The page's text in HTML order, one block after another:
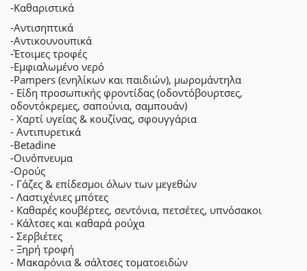
-Καθαριστικά
-Αντισηπτικά
-Αντικουνουπικά
-Έτοιμες τροφές
-Εμφιαλωμένο νερό
-Pampers (ενηλίκων και παιδιών), μωρομάντηλα
- Είδη προσωπικής φροντίδας (οδοντόβουρτσες,
οδοντόκρεμες, σαπούνια, σαμπουάν)
- Χαρτί υγείας & κουζίνας, σφουγγάρια
- Αντιπυρετικά
-Betadine
-Οινόπνευμα
-Ορούς
- Γάζες & επίδεσμοι όλων των μεγεθών
- Λαστιχένιες μπότες
- Καθαρές κουβέρτες, σεντόνια, πετσέτες, υπνόσακοι
- Κάλτσες και καθαρά ρούχα
- Σερβιέτες
- Ξηρή τροφή
- Μακαρόνια & σάλτσες τοματοειδών